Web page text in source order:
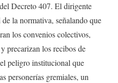
Decreto 407. El dirigente
la normativa, señalando que
los convenios colectivos,
precarizan los recibos de
peligro institucional que
personerías gremiales, un